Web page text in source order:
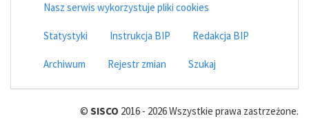
Nasz serwis wykorzystuje pliki cookies
Statystyki Instrukcja BIP Redakcja BIP
Archiwum Rejestr zmian Szukaj
© SISCO 2016 - 2026 Wszystkie prawa zastrzeżone.